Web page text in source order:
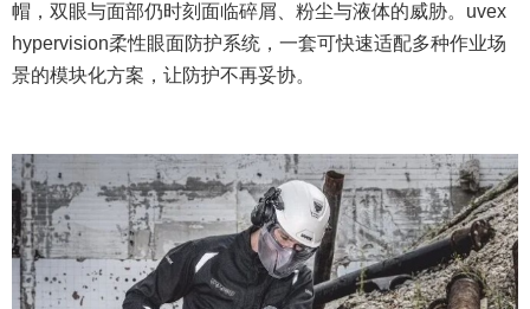
帽，双眼与面部仍时刻面临碎屑、粉尘与液体的威胁。uvex
hypervision柔性眼面防护系统，一套可快速适配多种作业场
景的模块化方案，让防护不再妥协。